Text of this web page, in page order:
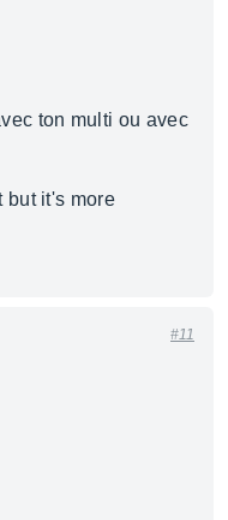
ton multi ou avec
but it's more
#11